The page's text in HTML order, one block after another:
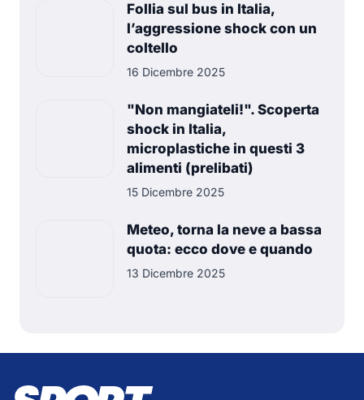
Follia sul bus in Italia,
l’aggressione shock con un
coltello
16 Dicembre 2025
"Non mangiateli!". Scoperta
shock in Italia,
microplastiche in questi 3
alimenti (prelibati)
15 Dicembre 2025
Meteo, torna la neve a bassa
quota: ecco dove e quando
13 Dicembre 2025